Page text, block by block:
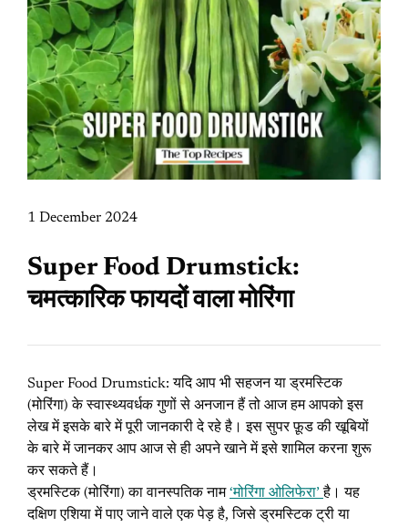
1 December 2024
Super Food Drumstick:
चमत्कारिक फायदों वाला मोरिंगा
Super Food Drumstick: यदि आप भी सहजन या ड्रमस्टिक
(मोरिंगा) के स्वास्थ्यवर्धक गुणों से अनजान हैं तो आज हम आपको इस
लेख में इसके बारे में पूरी जानकारी दे रहे है। इस सुपर फ़ूड की खूबियों
के बारे में जानकर आप आज से ही अपने खाने में इसे शामिल करना शुरू
कर सकते हैं।
ड्रमस्टिक (मोरिंगा) का वानस्पतिक नाम‘मोरिंगा ओलिफेरा’है। यह
दक्षिण एशिया में पाए जाने वाले एक पेड़ है, जिसे ड्रमस्टिक ट्री या